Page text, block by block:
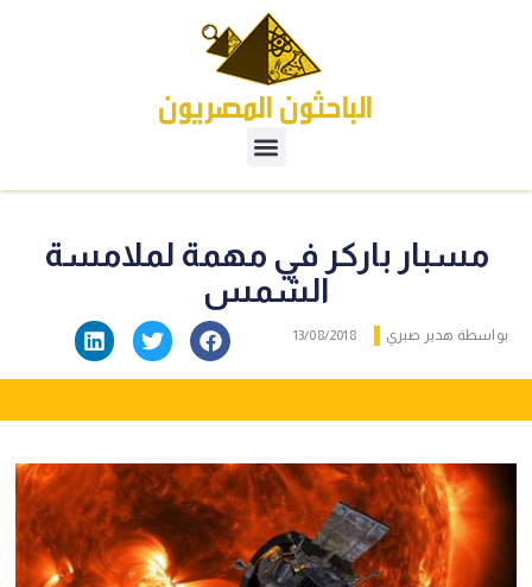
مسبار باركر في مهمة لملامسة
الشمس
هدير صبري 13/08/2018